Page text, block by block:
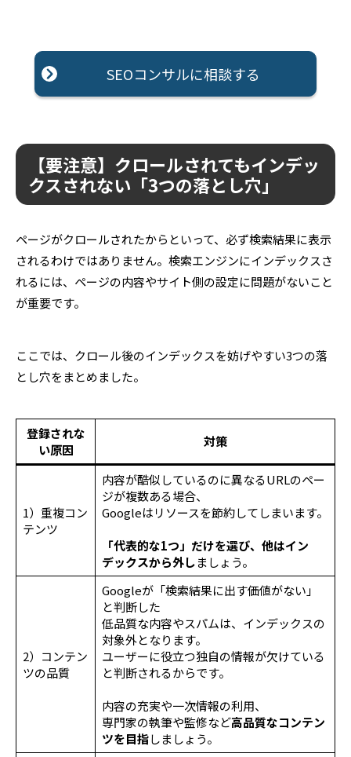
SEOコンサルに相談する
【要注意】クロールされてもインデッ
クスされない「3つの落とし穴」
ページがクロールされたからといって、必ず検索結果に表示
されるわけではありません。検索エンジンにインデックスさ
れるには、ページの内容やサイト側の設定に問題がないこと
が重要です。
ここでは、クロール後のインデックスを妨げやすい3つの落
とし穴をまとめました。
登録されな
い原因
対策
1）重複コン
テンツ
内容が酷似しているのに異なるURLのペー
ジが複数ある場合、
Googleはリソースを節約してしまいます。
「代表的な1つ」だけを選び、他はイン
デックスから外しましょう。
2）コンテン
ツの品質
Googleが「検索結果に出す価値がない」
と判断した
低品質な内容やスパムは、インデックスの
対象外となります。
ユーザーに役立つ独自の情報が欠けている
と判断されるからです。
内容の充実や一次情報の利用、
専門家の執筆や監修など高品質なコンテン
ツを目指しましょう。